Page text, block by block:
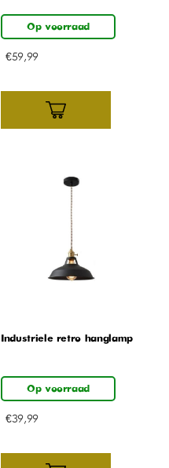
Op voorraad
€59,99
Industriele retro hanglamp
Op voorraad
€39,99